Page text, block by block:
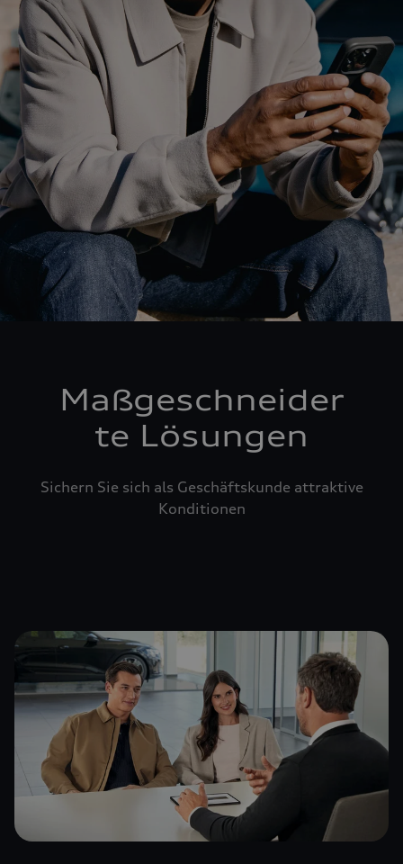
Maßgeschneider
te Lösungen
Sichern Sie sich als Geschäftskunde attraktive
Konditionen